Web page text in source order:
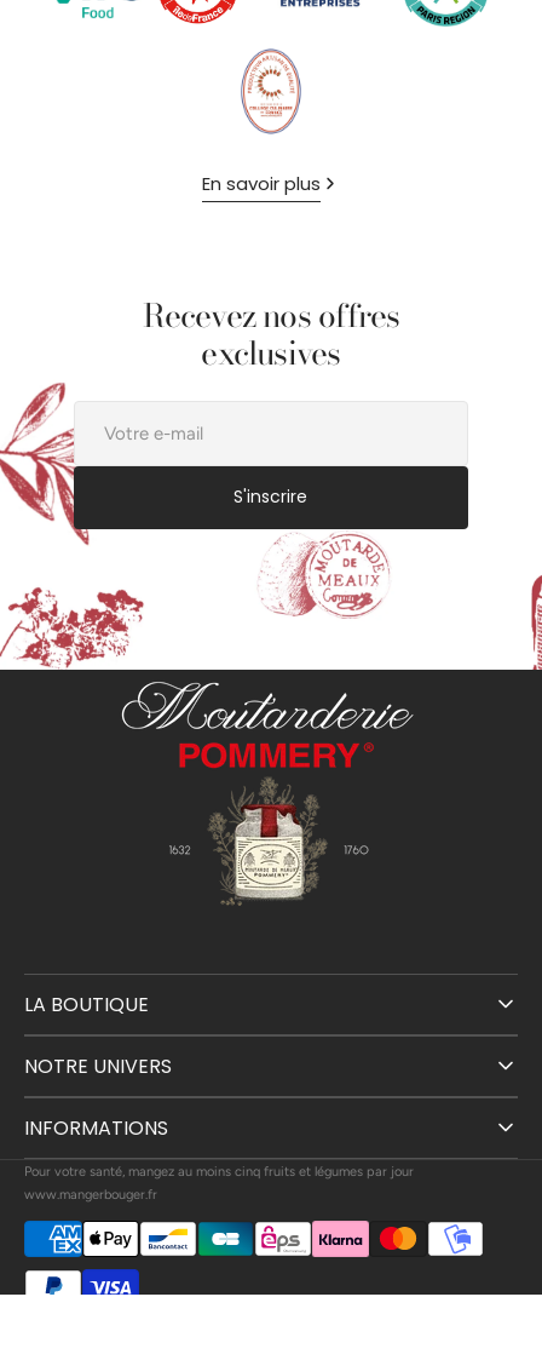
En savoir plus
Recevez nos offres
exclusives
e-
mail
S'inscrire
LA BOUTIQUE
NOTRE UNIVERS
INFORMATIONS
Pour votre santé, mangez au moins cinq fruits et légumes par jour
www.mangerbouger.fr